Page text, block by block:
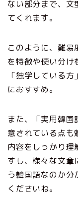
ない部分まで、文
てくれます。
このように、難
を特徴や使い分け
「独学している
におすすめ。
また、「実用韓国
意されている点も
内容をしっかり理
すし、様々な文章
う韓国語なのか分
くださいね。